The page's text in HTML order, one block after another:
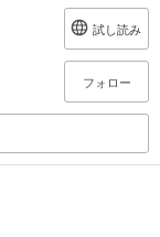
試し読み
フォロー